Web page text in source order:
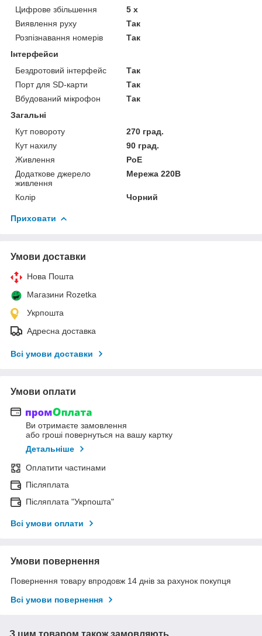
Цифрове збільшення
5 х
Виявлення руху
Так
Розпізнавання номерів
Так
Інтерфейси
Бездротовий інтерфейс
Так
Порт для SD-карти
Так
Вбудований мікрофон
Так
Загальні
Кут повороту
270 град.
Кут нахилу
90 град.
Живлення
PoE
Додаткове джерело
живлення
Мережа 220В
Колір Чорний
Приховати
Умови доставки
Нова Пошта
Магазини Rozetka
Укрпошта
Адресна доставка
Всі умови доставки
Умови оплати
Ви отримаєте замовлення
або гроші повернуться на вашу картку
Детальніше
Оплатити частинами
Післяплата
Післяплата "Укрпошта"
Всі умови оплати
Умови повернення
Повернення товару впродовж 14 днів за рахунок покупця
Всі умови повернення